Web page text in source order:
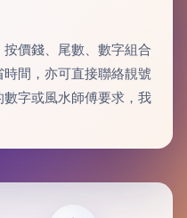
價錢、尾數、數字組合
間，亦可直接聯絡靚號
字或風水師傅要求，我